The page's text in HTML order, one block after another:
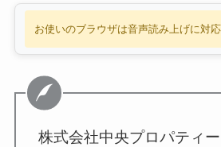
お使いのブラウザは音声読み上げに対応
株式会社中央プロパティ